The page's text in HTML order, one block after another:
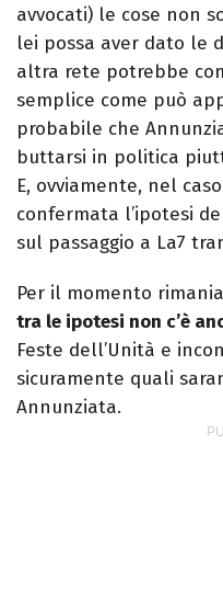
avvocati) le cose non
lei possa aver dato le
altra rete potrebbe
semplice come può
probabile che
buttarsi in politica
E, ovviamente, nel
confermata l’ipotesi
sul passaggio a La7
Per il momento
tra le ipotesi non c’è
Feste dell’Unità e
sicuramente quali
Annunziata.